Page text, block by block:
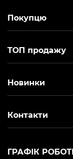
Покупцю
ТОП продажу
Новинки
Контакти
ГРАФІК